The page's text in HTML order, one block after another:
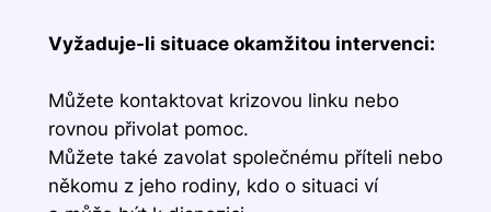
Vyžaduje-li situace okamžitou intervenci:
Můžete kontaktovat krizovou linku nebo
rovnou přivolat pomoc.
Můžete také zavolat společnému příteli nebo
někomu z jeho rodiny, kdo o situaci ví